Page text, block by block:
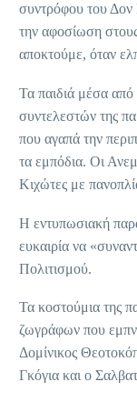
συντρόφου του Δον
την αφοσίωση
αποκτούμε, όταν
Τα παιδιά μέσα
συντελεστών της
που αγαπά την
τα εμπόδια. Οι
Κιχώτες με
Η εντυπωσιακή
ευκαιρία να
Πολιτισμού.
Τα κοστούμια της
ζωγράφων που
Δομίνικος
Γκόγια και ο